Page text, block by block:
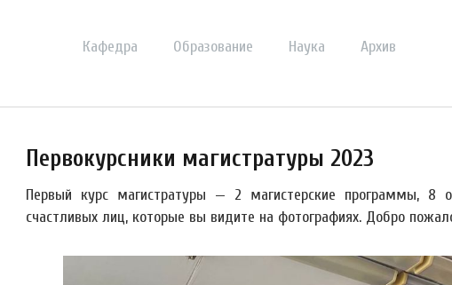
Кафедра Образование Наука Архив
Первокурсники магистратуры 2023
Первый курс магистратуры — 2 магистерские программы, 8
счастливых лиц, которые вы видите на фотографиях. Добро